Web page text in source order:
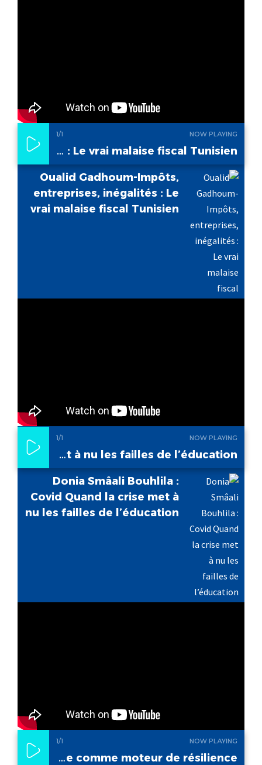
NOW PLAYING
1/1
Oualid Gadhoum-Impôts, entreprises, inégalités : Le vrai malaise fiscal Tunisien
Oualid Gadhoum-Impôts,
entreprises, inégalités : Le
vrai malaise fiscal Tunisien
NOW PLAYING
1/1
Donia Smâali Bouhlila : Covid Quand la crise met à nu les failles de l’éducation
Donia Smâali Bouhlila :
Covid Quand la crise met à
nu les failles de l’éducation
NOW PLAYING
1/1
Manara Abdelaziz Toukabri : Repenser la vulnérabilité économique comme moteur de résilience